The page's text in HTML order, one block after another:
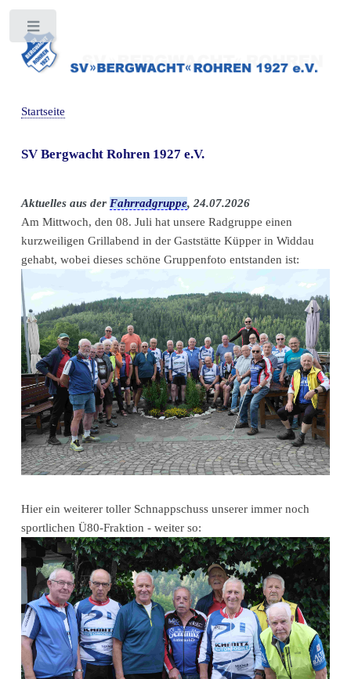
Startseite
SV Bergwacht Rohren 1927 e.V.
Aktuelles aus der Fahrradgruppe, 24.07.2026
Am Mittwoch, den 08. Juli hat unsere Radgruppe einen
kurzweiligen Grillabend in der Gaststätte Küpper in Widdau
gehabt, wobei dieses schöne Gruppenfoto entstanden ist:
Hier ein weiterer toller Schnappschuss unserer immer noch
sportlichen Ü80-Fraktion - weiter so: